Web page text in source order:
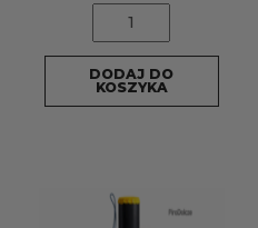
TURKUSOWA
MINA
DYMNA
Z
zapalnik
DODAJ DO
KOSZYKA